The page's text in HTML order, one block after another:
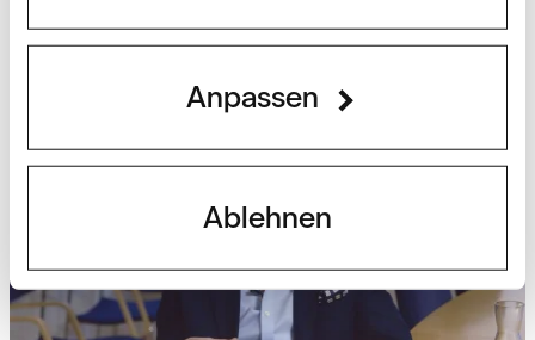
Anpassen
Ablehnen